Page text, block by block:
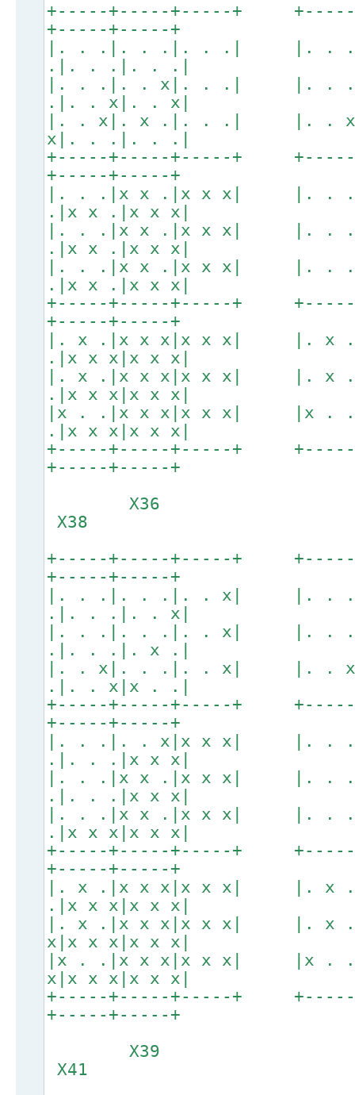
+-----+-----+-----+
+-----+-----+
|. . .|. . .|. . .| |. .
.|. . .|. . .|
|. . .|. . x|. . .| |. .
.|. . x|. . x|
|. . x|. x .|. . .| |. .
x|. . .|. . .|
+-----+-----+-----+
+-----+-----+
|. . .|x x .|x x x| |. .
.|x x .|x x x|
|. . .|x x .|x x x| |. .
.|x x .|x x x|
|. . .|x x .|x x x| |. .
.|x x .|x x x|
+-----+-----+-----+
+-----+-----+
|. x .|x x x|x x x| |. x
.|x x x|x x x|
|. x .|x x x|x x x| |. x
.|x x x|x x x|
|x . .|x x x|x x x| |x .
.|x x x|x x x|
+-----+-----+-----+
+-----+-----+
X36
X38
+-----+-----+-----+
+-----+-----+
|. . .|. . .|. . x| |. .
.|. . .|. . x|
|. . .|. . .|. . x| |. .
.|. . .|. x .|
|. . x|. . .|. . x| |. .
.|. . x|x . .|
+-----+-----+-----+
+-----+-----+
|. . .|. . x|x x x| |. .
.|. . .|x x x|
|. . .|x x .|x x x| |. .
.|. . .|x x x|
|. . .|x x .|x x x| |. .
.|x x x|x x x|
+-----+-----+-----+
+-----+-----+
|. x .|x x x|x x x| |. x
.|x x x|x x x|
|. x .|x x x|x x x| |. x
x|x x x|x x x|
|x . .|x x x|x x x| |x .
x|x x x|x x x|
+-----+-----+-----+
+-----+-----+
X39
X41